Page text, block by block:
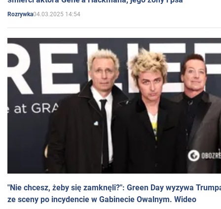
Rozrywka04.03.2025 14:54
"Nie chcesz, żeby się zamknęli?": Green Day wyzywa
ze sceny po incydencie w Gabinecie Owalnym. Wideo